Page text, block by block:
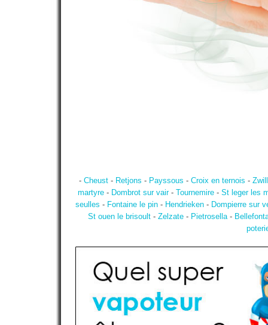
- Cheust- Retjons - Payssous - Croix en ternois -
martyre- Dombrot sur vair- Tournemire- St leger les
seulles - Fontaine le pin - Hendrieken - Dompierre sur
St ouen le brisoult- Zelzate- Pietrosella-